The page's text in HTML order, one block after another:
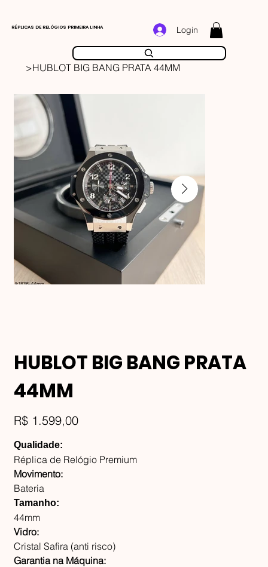
RÉPLICAS DE RELÓGIOS PRIMEIRA LINHA Login
>HUBLOT BIG BANG PRATA 44MM
HUBLOT BIG BANG PRATA
44MM
Preço
R$ 1.599,00
Qualidade:
Réplica de Relógio Premium
Movimento:
Bateria
Tamanho:
44mm
Vidro:
Cristal Safira (anti risco)
Garantia na Máquina: